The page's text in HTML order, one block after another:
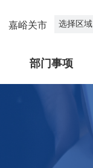
嘉峪关市 选择区域
部门事项